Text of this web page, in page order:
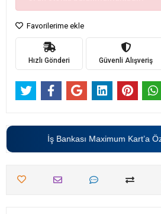
Favorilerime ekle
Hızlı Gönderi Güvenli Alışveriş
İş Bankası Maximum Kart’a